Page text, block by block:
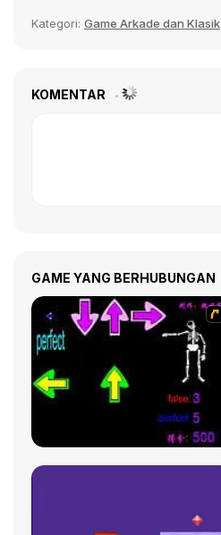
Kategori: Game Arkade dan Klasik
KOMENTAR
GAME YANG BERHUBUNGAN